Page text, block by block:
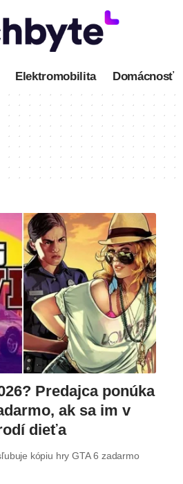
Elektromobilita Domácnosť
Predajca ponúka
ak sa im v
dieťa
kópiu hry GTA 6 zadarmo